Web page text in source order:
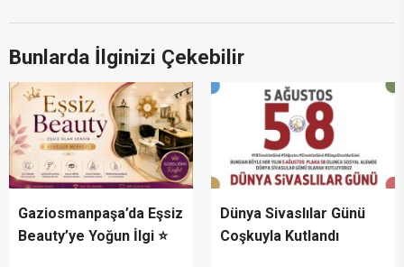
Bunlarda İlginizi Çekebilir
Gaziosmanpaşa’da Eşsiz
Beauty’ye Yoğun İlgi ⭐
Dünya Sivaslılar Günü
Coşkuyla Kutlandı